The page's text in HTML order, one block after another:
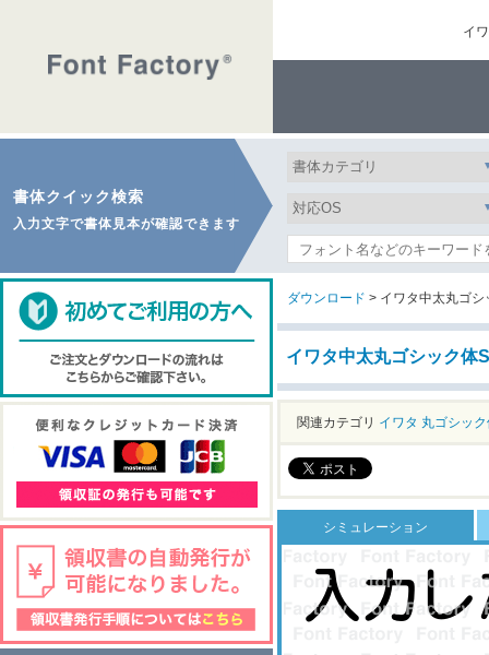
イ
書体クイック検索
入力文字で書体見本が確認できます
ダウンロード > イワタ中太丸ゴシ
イワタ中太丸ゴシック体
関連カテゴリ イワタ 丸ゴシッ
シミュレーション